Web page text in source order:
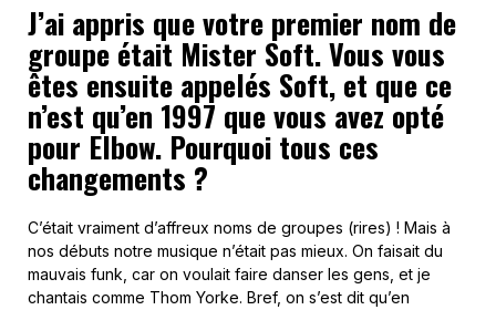
J’ai appris que votre premier nom de
groupe était Mister Soft. Vous vous
êtes ensuite appelés Soft, et que ce
n’est qu’en 1997 que vous avez opté
pour Elbow. Pourquoi tous ces
changements ?
C’était vraiment d’affreux noms de groupes (rires) ! Mais à
nos débuts notre musique n’était pas mieux. On faisait du
mauvais funk, car on voulait faire danser les gens, et je
chantais comme Thom Yorke. Bref, on s’est dit qu’en